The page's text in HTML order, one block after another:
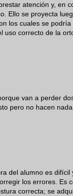
atención y, en
Ello se proyecta
los cuales se
uso correcto de la
van a perder
pero no hacen
del alumno es
los errores. Es
correcta; se